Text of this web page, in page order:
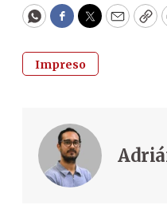
WhatsApp
Facebook
Twitter
Email
Impreso